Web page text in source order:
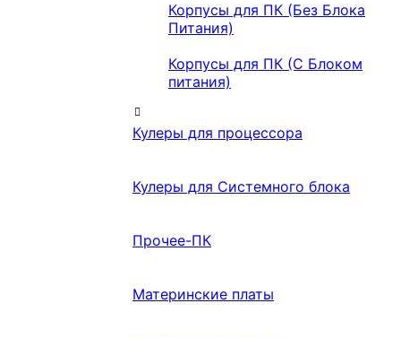
Корпусы для ПК (Без Блока
Питания)
Корпусы для ПК (С Блоком
питания)
Кулеры для процессора
Кулеры для Системного блока
Прочее-ПК
Материнские платы